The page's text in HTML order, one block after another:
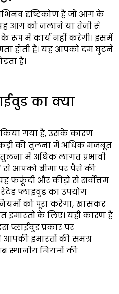
दृष्टिकोण है जो आग के
यह आग को जलाने या तेजी से
में कार्य नहीं करेगी। इसमें
होती है। यह आपको दम घुटने
है।
का क्या
गया है, उसके कारण
की तुलना में अधिक मजबूत
में अधिक लागत प्रभावी
आपको बीमा पर पैसे की
फफूंदी और कीड़ों से सर्वोत्तम
रेटेड प्लाइवुड का उपयोग
को पूरा करेगा, खासकर
इमारतों के लिए। यही कारण है
प्लाईवुड प्रकार पर
आपकी इमारतों की समग्र
स्थानीय नियमों की